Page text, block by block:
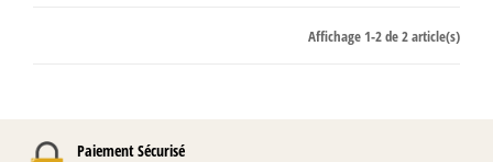
Affichage 1-2 de 2 article(s)
Paiement Sécurisé